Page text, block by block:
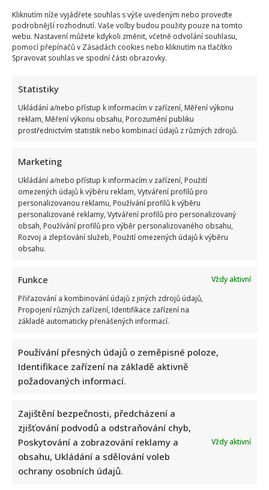
Kliknutím níže vyjádřete souhlas s výše uvedeným nebo proveďte
podrobnější rozhodnutí. Vaše volby budou použity pouze na tomto
webu. Nastavení můžete kdykoli změnit, včetně odvolání souhlasu,
pomocí přepínačů v Zásadách cookies nebo kliknutím na tlačítko
Spravovat souhlas ve spodní části obrazovky.
Statistiky
Ukládání a/nebo přístup k informacím v zařízení, Měření výkonu
reklam, Měření výkonu obsahu, Porozumění publiku
prostřednictvím statistik nebo kombinací údajů z různých zdrojů.
Marketing
Ukládání a/nebo přístup k informacím v zařízení, Použití
omezených údajů k výběru reklam, Vytváření profilů pro
personalizovanou reklamu, Používání profilů k výběru
personalizované reklamy, Vytváření profilů pro personalizovaný
obsah, Používání profilů pro výběr personalizovaného obsahu,
Rozvoj a zlepšování služeb, Použití omezených údajů k výběru
obsahu.
Funkce
Vždy aktivní
Přiřazování a kombinování údajů z jiných zdrojů údajů,
Propojení různých zařízení, Identifikace zařízení na
základě automaticky přenášených informací.
Používání přesných údajů o zeměpisné poloze,
Identifikace zařízení na základě aktivně
požadovaných informací.
Zajištění bezpečnosti, předcházení a
zjišťování podvodů a odstraňování chyb,
Poskytování a zobrazování reklamy a
obsahu, Ukládání a sdělování voleb
ochrany osobních údajů.
Vždy aktivní
Kvíz pro milovníky češtiny: 10 otázek na slovní zásobu
odhalí, kdo patří mezi jazykové experty
Petr Fiala poslal pozdrav z dovolené v Itálii: Fotka s
manželkou potěšila všechny fanoušky
Velký test z českých přísloví: Jen opravdoví znalci zvládnou
správně doplnit 10/10 bez chyby
Bydlení Michala Davida ve středomořském stylu: V pražské
vile ma k dispozici i bazén a vnitřní atrium